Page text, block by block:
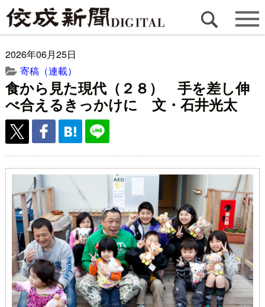
2026年06月25日
寄稿（連載）
食から見た現代（２８） 手を差し伸
べ合えるきっかけに 文・石井光太